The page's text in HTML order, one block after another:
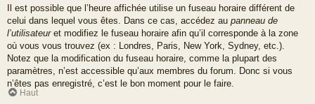
Il est possible que l’heure affichée utilise un fuseau horaire différent de
celui dans lequel vous êtes. Dans ce cas, accédez au panneau de
l’utilisateuret modifiez le fuseau horaire afin qu’il corresponde à la zone
où vous vous trouvez (ex : Londres, Paris, New York, Sydney, etc.).
Notez que la modification du fuseau horaire, comme la plupart des
paramètres, n’est accessible qu’aux membres du forum. Donc si vous
n’êtes pas enregistré, c’est le bon moment pour le faire.
Haut